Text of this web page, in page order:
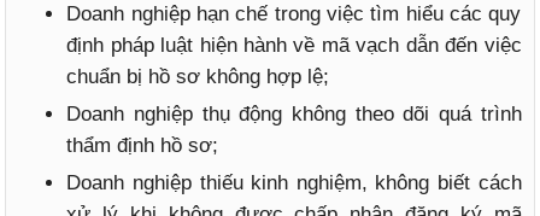
Doanh nghiệp hạn chế trong việc tìm hiểu các quy
định pháp luật hiện hành về mã vạch dẫn đến việc
chuẩn bị hồ sơ không hợp lệ;
Doanh nghiệp thụ động không theo dõi quá trình
thẩm định hồ sơ;
Doanh nghiệp thiếu kinh nghiệm, không biết cách